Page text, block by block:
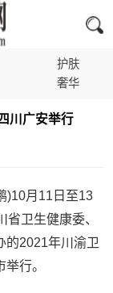
护肤
奢华
川广安举行
)10月11日至13
卫生健康委、
的2021年川渝卫
行。